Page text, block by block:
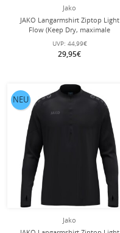
Jako
JAKO Langarmshirt Ziptop Light
Flow (Keep Dry, maximale
Bewegungsfreiheit) coralrot Kinder
UVP: 44,99€
29,95€
Jako
NEU